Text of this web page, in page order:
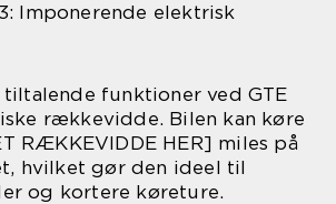
Imponerende elektrisk
tiltalende funktioner ved GTE
rækkevidde. Bilen kan køre
RÆKKEVIDDE HER] miles på
hvilket gør den ideel til
og kortere køreture.